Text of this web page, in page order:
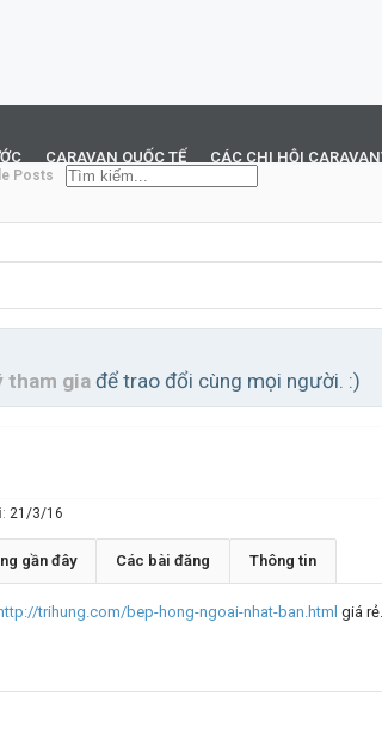
Posts
CARAVAN QUỐC TẾ CÁC CHI HỘI
tham gia để trao đổi cùng mọi người. :)
21/3/16
gần đây Các bài đăng Thông tin
http://trihung.com/bep-hong-ngoai-nhat-ban.html giá